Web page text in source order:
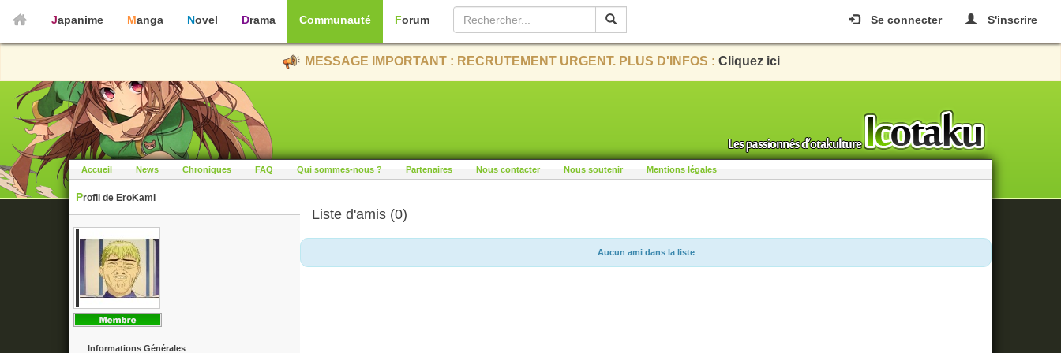
Se connecter S'inscrire
Japanime Manga Novel Drama Communauté Forum
MESSAGE IMPORTANT : RECRUTEMENT URGENT. PLUS D'INFOS : Cliquez ici
Accueil News Chroniques FAQ Qui sommes-nous ? Partenaires Nous contacter Nous soutenir Mentions légales
Profil de EroKami
Informations Générales
Liste d'amis (0)
Aucun ami dans la liste